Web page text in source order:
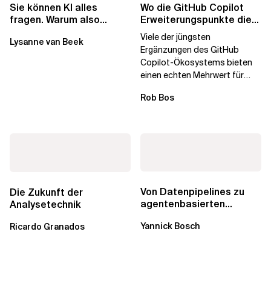
Sie können KI alles
fragen. Warum also
noch?
Lysanne van Beek
Wo die GitHub Copilot
Erweiterungspunkte die
Governance brechen
Viele der jüngsten
Ergänzungen des GitHub
Copilot-Ökosystems bieten
einen echten Mehrwert für
aber auch die...
Rob Bos
Die Zukunft der
Analysetechnik
Ricardo Granados
Von Datenpipelines zu
agentenbasierten
Analytics...
Yannick Bosch